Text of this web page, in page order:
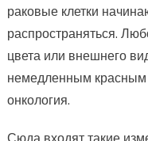
раковые клетки
распространяться.
цвета или внешнего
немедленным красным
онкология.